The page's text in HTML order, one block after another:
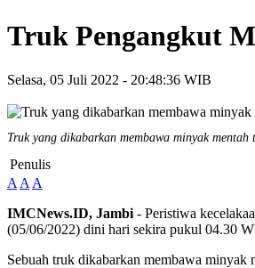
Truk Pengangkut
Selasa, 05 Juli 2022 - 20:48:36 WIB
Truk yang dikabarkan membawa minyak
Penulis
A A A
IMCNews.ID, Jambi - Peristiwa
(05/06/2022) dini hari sekira pukul 04.30
Sebuah truk dikabarkan membawa minyak